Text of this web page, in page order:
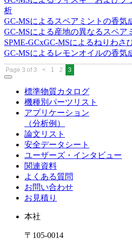
析
GC-MSによるスペアミントの香気
GC-MSによる産地の異なるスペア
SPME-GCxGC-MSによるねりわさ
GC-MSによるレモンオイルの香気
Page 3 of 3 < 1 2 3
標準物質カタログ
機種別パーツリスト
アプリケーション
（分析例）
論文リスト
安全データシート
ユーザーズ・インタビュー
関連資料
よくある質問
お問い合わせ
お見積り
本社
〒105-0014